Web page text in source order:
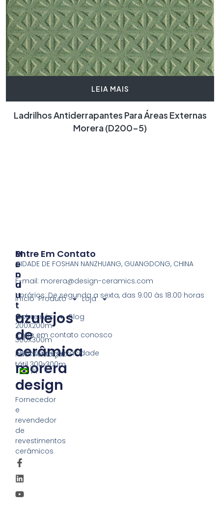
LEIA MAIS
Ladrilhos Antiderrapantes Para Áreas Externas
Morera (D200-5)
azulejos
de
cerâmica
morera
design
Fornecedor
e
revendedor
de
revestimentos
cerâmicos
P
R
O
D
U
T
O
200X200m
300X300m
Pavimentação
tátil 300x300m
M
E
N
U
Início Produto
Loja
Sobre nós
Blog
Entre em contato conosco
Política de privacidade
PT
Entre Em Contato
CIDADE DE FOSHAN NANZHUANG, GUANGDONG, CHINA
E-mail: morera@design-ceramics.com
Horários: De segunda a sexta, das 9:00 às 18:00 horas